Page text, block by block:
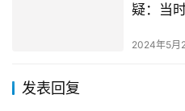
疑：当
2024年5月
发表回复